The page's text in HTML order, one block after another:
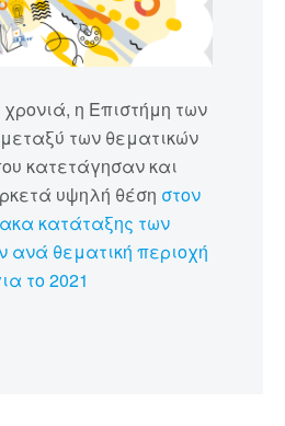
η Επιστήμη των
των θεματικών
κατετάγησαν και
υψηλή θέση στον
κατάταξης των
ανά θεματική περιοχή
το 2021